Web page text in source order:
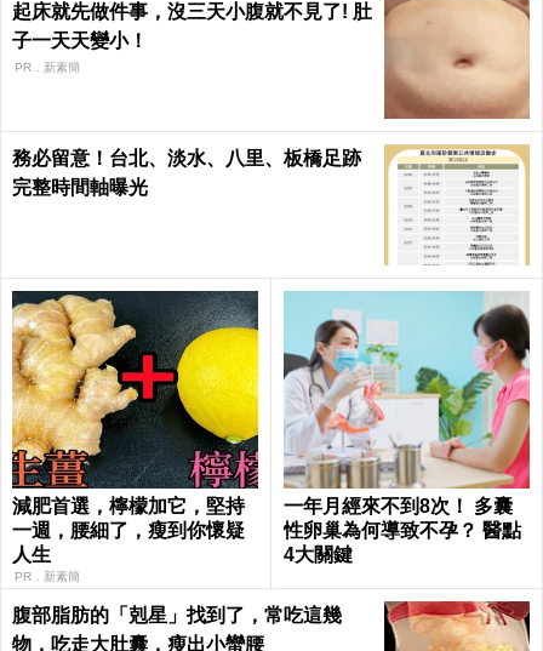
起床就先做件事，沒三天小腹就不見了! 肚
子一天天變小！
PR．新素簡
務必留意！台北、淡水、八里、板橋足跡
完整時間軸曝光
減肥首選，檸檬加它，堅持
一週，腰細了，瘦到你懷疑
人生
PR．新素簡
一年月經來不到8次！ 多囊
性卵巢為何導致不孕？ 醫點
4大關鍵
腹部脂肪的「剋星」找到了，常吃這幾
物，吃走大肚囊，瘦出小蠻腰